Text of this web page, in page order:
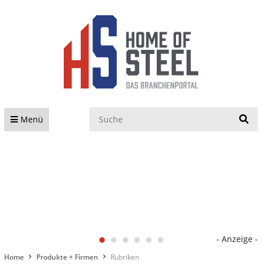
Menü
- Anzeige -
Home Produkte + Firmen Rubriken